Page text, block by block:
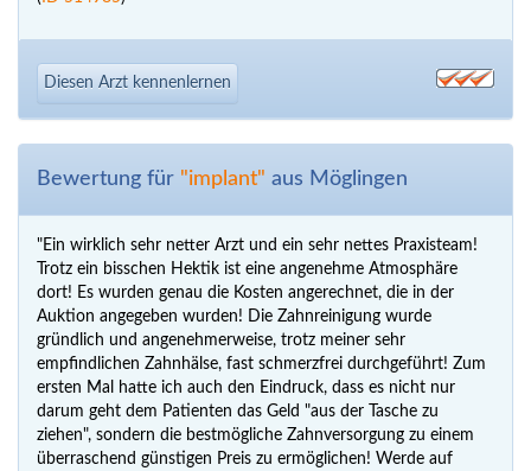
Diesen Arzt kennenlernen
Bewertung für "implant" aus Möglingen
"Ein wirklich sehr netter Arzt und ein sehr nettes Praxisteam!
Trotz ein bisschen Hektik ist eine angenehme Atmosphäre
dort! Es wurden genau die Kosten angerechnet, die in der
Auktion angegeben wurden! Die Zahnreinigung wurde
gründlich und angenehmerweise, trotz meiner sehr
empfindlichen Zahnhälse, fast schmerzfrei durchgeführt! Zum
ersten Mal hatte ich auch den Eindruck, dass es nicht nur
darum geht dem Patienten das Geld "aus der Tasche zu
ziehen", sondern die bestmögliche Zahnversorgung zu einem
überraschend günstigen Preis zu ermöglichen! Werde auf